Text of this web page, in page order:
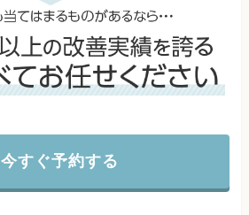
今すぐ予約する